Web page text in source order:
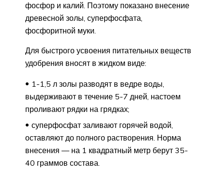
фосфор и калий. Поэтому показано внесение
древесной золы, суперфосфата,
фосфоритной муки.
Для быстрого усвоения питательных веществ
удобрения вносят в жидком виде:
1-1,5 л золы разводят в ведре воды,
выдерживают в течение 5-7 дней, настоем
проливают рядки на грядках;
суперфосфат заливают горячей водой,
оставляют до полного растворения. Норма
внесения — на 1 квадратный метр берут 35-
40 граммов состава.